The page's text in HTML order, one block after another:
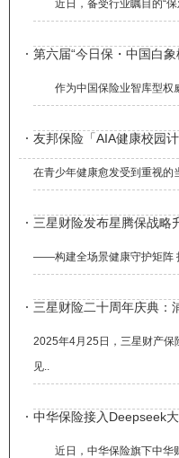
近日，备受行业瞩目的“保
第六届“今日保・中国白
作为中国保险业智库型权威
友邦保险「AIA健康校园
在青少年健康愈发受到重视
三星财险发布星腾保战略
——构建全场景健康守护矩阵
三星财险二十周年庆典：
2025年4月25日，三星财产保
见..
中华保险接入Deepseek
近日，中华保险旗下中华财